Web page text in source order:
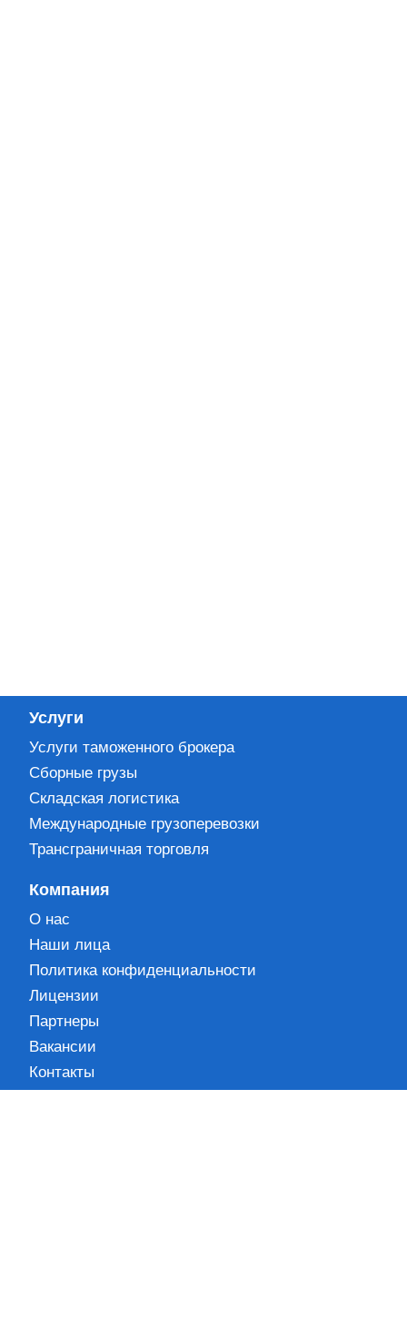
Услуги
Услуги таможенного брокера
Сборные грузы
Складская логистика
Международные грузоперевозки
Трансграничная торговля
Компания
О нас
Наши лица
Политика конфиденциальности
Лицензии
Партнеры
Вакансии
Контакты